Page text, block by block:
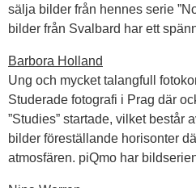
sälja bilder från hennes serie
bilder från Svalbard har ett
Barbora Holland
Ung och mycket talangfull
Studerade fotografi i Prag där
”Studies” startade, vilket består
bilder föreställande horisonter
atmosfären. piQmo har